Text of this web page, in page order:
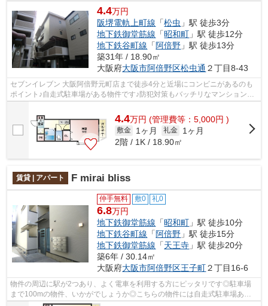
4.4万円
阪堺電軌上町線 「松虫 」駅 徒歩3分
地下鉄御堂筋線 「昭和町 」駅 徒歩12分
地下鉄谷町線 「 阿倍野 」駅 徒歩13分
築31年 / 18.90㎡
大阪府大阪市阿倍野区松虫通 ２丁目8-43
セブンイレブン 大阪阿倍野元町店まで徒歩4分と近場にコンビニがあるのも
ポイント♪自走式駐車場がある物件です♪防犯対策もバッチリなマンションタ
4.4万円 (管理費等：5,000円 )
敷金 1ヶ月 礼金
1ヶ月
2階 / 1K / 18.90㎡
賃貸 | アパート F mirai bliss
仲手無料 敷0 礼0
6.8万円
地下鉄御堂筋線 「昭和町 」駅 徒歩10分
地下鉄谷町線 「 阿倍野 」駅 徒歩15分
地下鉄御堂筋線 「天王寺 」駅 徒歩20分
築6年 / 30.14㎡
大阪府大阪市阿倍野区王子町２丁目16-6
物件の周辺に駅が2つあり、よく電車を利用する方にピッタリです◎駐車場
まで100mの物件、いかがでしょうか◎こちらの物件には自走式駐車場あり
◎「F mirai bliss」の物件情報をお探しなら...